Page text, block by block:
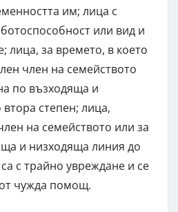
им; лица с
или вид и
лица, за времето, в което
член на семейството
по възходяща и
степен; лица,
на семейството или за
и низходяща линия до
с трайно увреждане и се
чужда помощ.